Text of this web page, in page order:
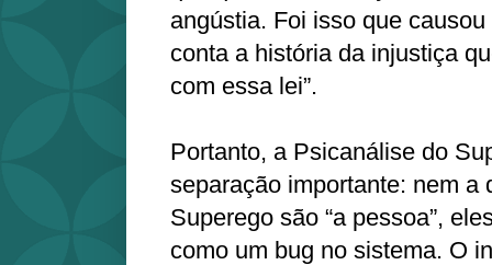
angústia. Foi isso que
conta a história da injustiça
com essa lei”.
Portanto, a Psicanálise do
separação importante: nem a
Superego são “a pessoa”,
como um bug no sistema. O